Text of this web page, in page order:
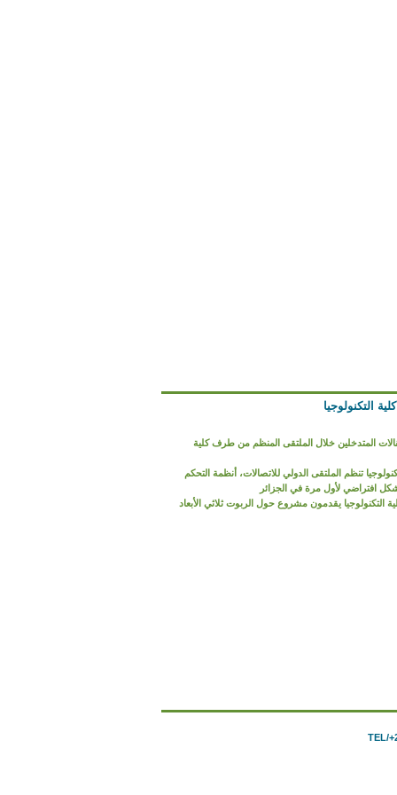
التكنولوجيا
المتدخلين خلال الملتقى المنظم من طرف كلية
تنظم الملتقى الدولي للاتصالات، أنظمة التحكم
افتراضي لأول مرة في الجزائر
التكنولوجيا يقدمون مشروع حول الربوت ثلاثي الأبعاد
TEL/